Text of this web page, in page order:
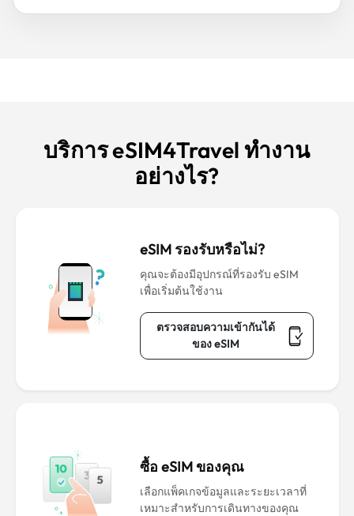
บริการ eSIM4Travel ทำงาน
อย่างไร?
eSIM รองรับหรือไม่?
คุณจะต้องมีอุปกรณ์ที่รองรับ eSIM
เพื่อเริ่มต้นใช้งาน
ตรวจสอบความเข้ากันได้
ของ eSIM
ซื้อ eSIM ของคุณ
เลือกแพ็คเกจข้อมูลและระยะเวลาที่
เหมาะสำหรับการเดินทางของคุณ